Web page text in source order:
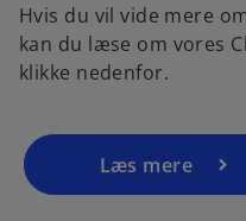
Hvis du vil vide mere
kan du læse om vores
klikke nedenfor.
Læs mere
e
n
n
n